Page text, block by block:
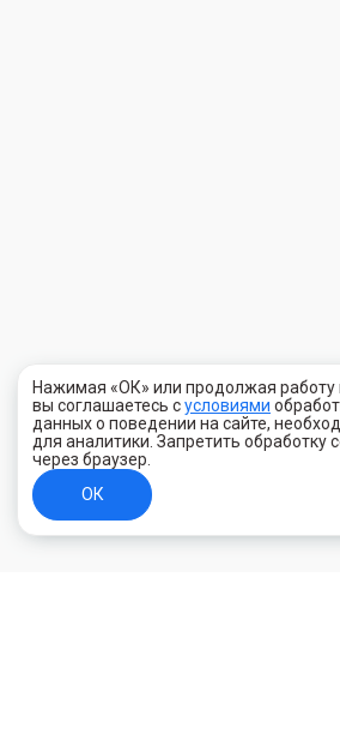
Нажимая «ОК» или продолжая работу
вы соглашаетесь сусловиями
данных о поведении на сайте,
для аналитики. Запретить обработку
через браузер.
ОК